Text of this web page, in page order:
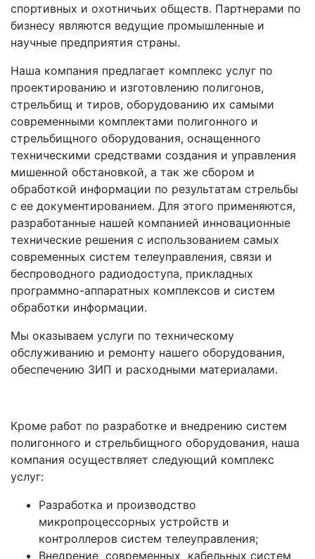
спортивных и охотничьих обществ. Партнерами по
бизнесу являются ведущие промышленные и
научные предприятия страны.
Наша компания предлагает комплекс услуг по
проектированию и изготовлению полигонов,
стрельбищ и тиров, оборудованию их самыми
современными комплектами полигонного и
стрельбищного оборудования, оснащенного
техническими средствами создания и управления
мишенной обстановкой, а так же сбором и
обработкой информации по результатам стрельбы
с ее документированием. Для этого применяются,
разработанные нашей компанией инновационные
технические решения с использованием самых
современных систем телеуправления, связи и
беспроводного радиодоступа, прикладных
программно-аппаратных комплексов и систем
обработки информации.
Мы оказываем услуги по техническому
обслуживанию и ремонту нашего оборудования,
обеспечению ЗИП и расходными материалами.
Кроме работ по разработке и внедрению систем
полигонного и стрельбищного оборудования, наша
компания осуществляет следующий комплекс
услуг:
Разработка и производство
микропроцессорных устройств и
контроллеров систем телеуправления;
Внедрение современных кабельных систем